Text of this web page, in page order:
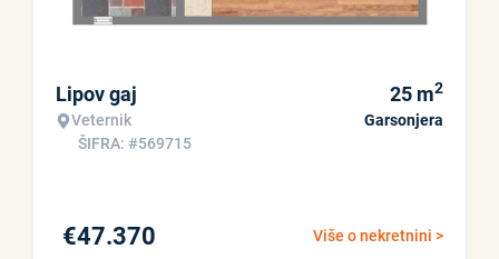
Lipov gaj
Veternik
ŠIFRA: #569715
25 m2
Garsonjera
Više o nekretnini >
€47.370